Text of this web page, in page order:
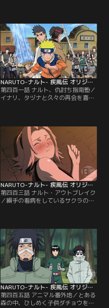
れていた。ダンゾウは倒れた綱手に
代わる新たな火影を選出すべきと提
案するが…。一方、木ノ葉の里では
カカシとナルトが綱手の見舞いに訪
れていた。意識が戻らない綱手を案
じるナルト。【提供：バンダイチャ
ンネル】
NARUTO-ナルト- 疾風伝 オリジナル（1）過去編 第401話
第四百一話 ナルト、仇討ち指南塾／
イナリ、タヅナと久々の再会を喜び
げ出したダチョウを捕まえて連れ戻
す」というD級任務を終えた第七班
が立ち寄ったとある宿場町では、無
念の死を遂げた親戚の仇を討つべ
く、ツカドという男が犯人の男（カ
タズ）に仇討ちを…。【提供：バン
ダイチャンネル】
NARUTO-ナルト- 疾風伝 オリジナル（1）過去編 第403話
第四百三話 ナルト・アウトブレイク
／綱手の看病をしているサクラの元
動のことを思い出す。三年前、サク
ラが突如高熱に襲われ、倒れたこと
があった。その症状はある村で発生
した「忍のチャクラを熱に変えてし
まう謎のウイルス」による症状と酷
似しており…。【提供：バンダイチ
ャンネル】
NARUTO-ナルト- 疾風伝 オリジナル（1）過去編 第405話
第四百五話 アニマル番外地／とある
森の中、ひしめく子供ダチョウを前